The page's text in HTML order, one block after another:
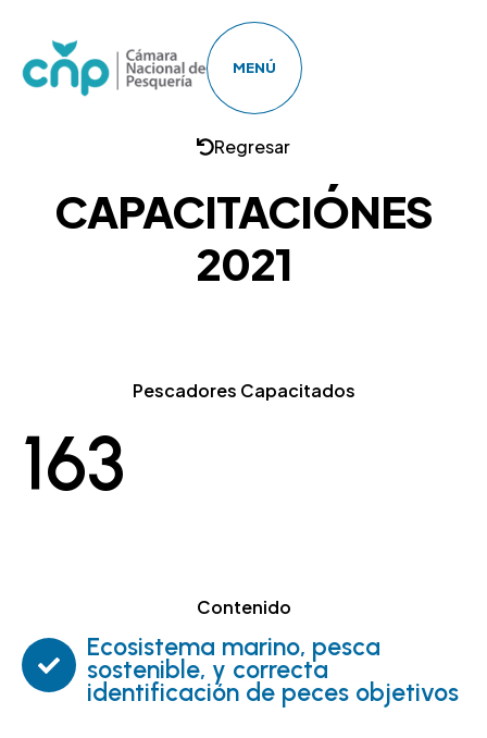
MENÚ
Regresar
CAPACITACIÓNES
2021
Pescadores Capacitados
163
Contenido
Ecosistema marino, pesca
sostenible, y correcta
identificación de peces objetivos